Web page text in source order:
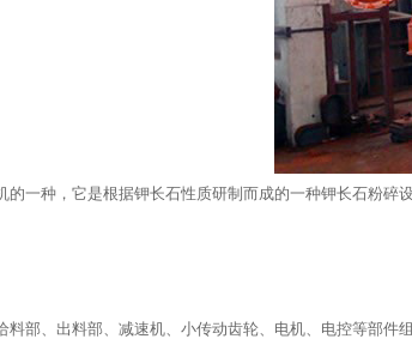
的一种，它是根据钾长石性质研制而成的一种钾长石粉
料部、出料部、减速机、小传动齿轮、电机、电控等部件